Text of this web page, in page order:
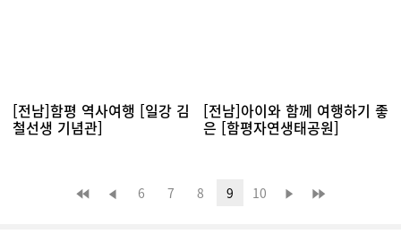
[전남]함평 역사여행 [일강 김
철선생 기념관]
[전남]아이와 함께 여행하기 좋
은 [함평자연생태공원]
6 7 8 9 10